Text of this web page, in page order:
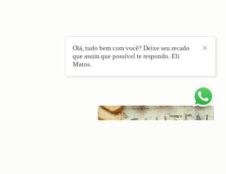
✕
Olá, tudo bem com você? Deixe seu recado
que assim que possível te respondo. Eli
Matos.